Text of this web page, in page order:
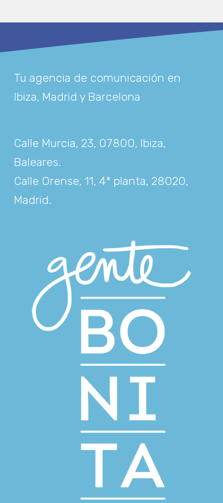
Tu agencia de comunicación en
Ibiza, Madrid y Barcelona
Calle Murcia, 23, 07800, Ibiza,
Baleares.
Calle Orense, 11, 4ª planta, 28020,
Madrid.